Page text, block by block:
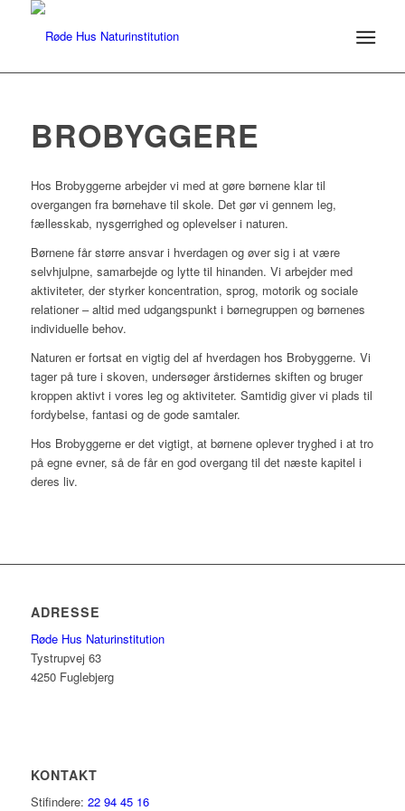
BROBYGGERE
Hos Brobyggerne arbejder vi med at gøre børnene klar til
overgangen fra børnehave til skole. Det gør vi gennem leg,
fællesskab, nysgerrighed og oplevelser i naturen.
Børnene får større ansvar i hverdagen og øver sig i at være
selvhjulpne, samarbejde og lytte til hinanden. Vi arbejder med
aktiviteter, der styrker koncentration, sprog, motorik og sociale
relationer – altid med udgangspunkt i børnegruppen og børnenes
individuelle behov.
Naturen er fortsat en vigtig del af hverdagen hos Brobyggerne. Vi
tager på ture i skoven, undersøger årstidernes skiften og bruger
kroppen aktivt i vores leg og aktiviteter. Samtidig giver vi plads til
fordybelse, fantasi og de gode samtaler.
Hos Brobyggerne er det vigtigt, at børnene oplever tryghed i at tro
på egne evner, så de får en god overgang til det næste kapitel i
deres liv.
ADRESSE
Røde Hus Naturinstitution
Tystrupvej 63
4250 Fuglebjerg
KONTAKT
Stifindere: 22 94 45 16